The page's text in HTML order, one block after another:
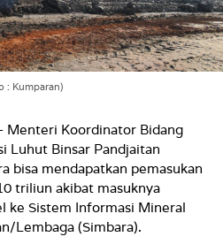
: Kumparan)
Menteri Koordinator Bidang
Luhut Binsar Pandjaitan
bisa mendapatkan pemasukan
triliun akibat masuknya
ke Sistem Informasi Mineral
Lembaga (Simbara).